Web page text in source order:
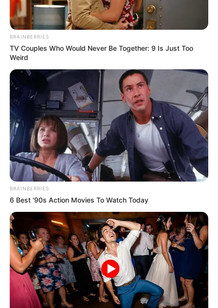
BRAINBERRIES
TV Couples Who Would Never Be Together: 9 Is Just Too
Weird
BRAINBERRIES
6 Best '90s Action Movies To Watch Today